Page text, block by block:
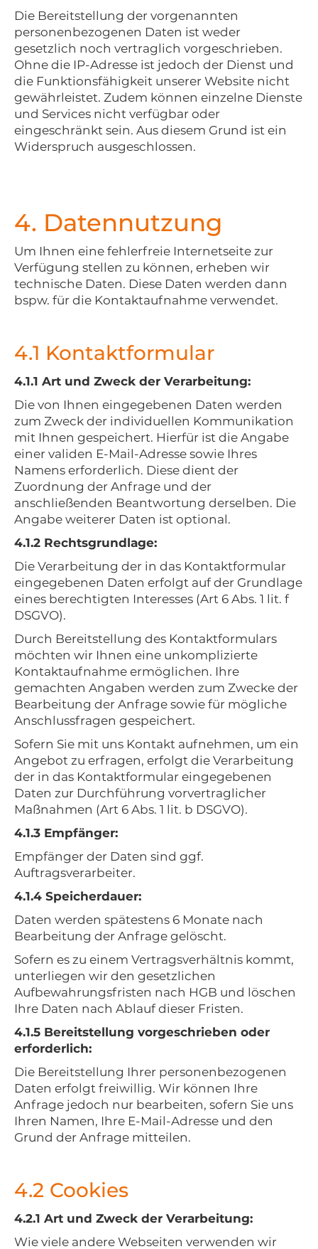
Die Bereitstellung der vorgenannten
personenbezogenen Daten ist weder
gesetzlich noch vertraglich vorgeschrieben.
Ohne die IP-Adresse ist jedoch der Dienst und
die Funktionsfähigkeit unserer Website nicht
gewährleistet. Zudem können einzelne Dienste
und Services nicht verfügbar oder
eingeschränkt sein. Aus diesem Grund ist ein
Widerspruch ausgeschlossen.
4. Datennutzung
Um Ihnen eine fehlerfreie Internetseite zur
Verfügung stellen zu können, erheben wir
technische Daten. Diese Daten werden dann
bspw. für die Kontaktaufnahme verwendet.
4.1 Kontaktformular
4.1.1 Art und Zweck der Verarbeitung:
Die von Ihnen eingegebenen Daten werden
zum Zweck der individuellen Kommunikation
mit Ihnen gespeichert. Hierfür ist die Angabe
einer validen E-Mail-Adresse sowie Ihres
Namens erforderlich. Diese dient der
Zuordnung der Anfrage und der
anschließenden Beantwortung derselben. Die
Angabe weiterer Daten ist optional.
4.1.2 Rechtsgrundlage:
Die Verarbeitung der in das Kontaktformular
eingegebenen Daten erfolgt auf der Grundlage
eines berechtigten Interesses (Art 6 Abs. 1 lit. f
DSGVO).
Durch Bereitstellung des Kontaktformulars
möchten wir Ihnen eine unkomplizierte
Kontaktaufnahme ermöglichen. Ihre
gemachten Angaben werden zum Zwecke der
Bearbeitung der Anfrage sowie für mögliche
Anschlussfragen gespeichert.
Sofern Sie mit uns Kontakt aufnehmen, um ein
Angebot zu erfragen, erfolgt die Verarbeitung
der in das Kontaktformular eingegebenen
Daten zur Durchführung vorvertraglicher
Maßnahmen (Art 6 Abs. 1 lit. b DSGVO).
4.1.3 Empfänger:
Empfänger der Daten sind ggf.
Auftragsverarbeiter.
4.1.4 Speicherdauer:
Daten werden spätestens 6 Monate nach
Bearbeitung der Anfrage gelöscht.
Sofern es zu einem Vertragsverhältnis kommt,
unterliegen wir den gesetzlichen
Aufbewahrungsfristen nach HGB und löschen
Ihre Daten nach Ablauf dieser Fristen.
4.1.5 Bereitstellung vorgeschrieben oder
erforderlich:
Die Bereitstellung Ihrer personenbezogenen
Daten erfolgt freiwillig. Wir können Ihre
Anfrage jedoch nur bearbeiten, sofern Sie uns
Ihren Namen, Ihre E-Mail-Adresse und den
Grund der Anfrage mitteilen.
4.2 Cookies
4.2.1 Art und Zweck der Verarbeitung:
Wie viele andere Webseiten verwenden wir